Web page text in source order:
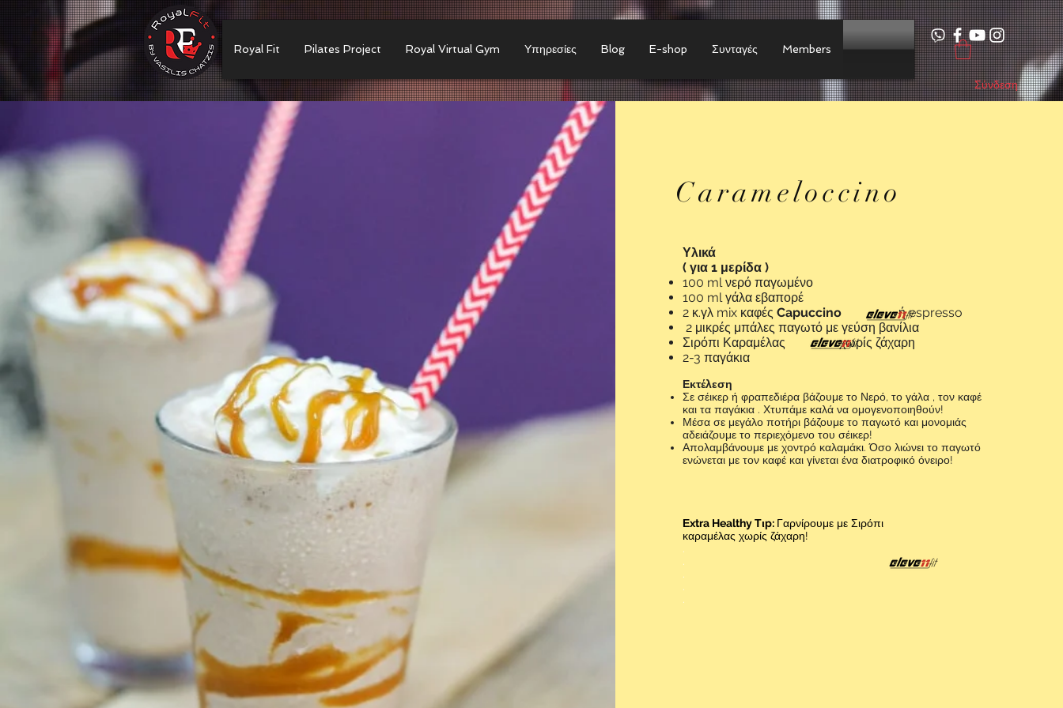
Royal Fit Pilates Project Royal Virtual Gym Υπηρεσίες Blog E-shop Συνταγές Members
Σύνδεση
Carameloccino
Υλικά
( για 1 μερίδα )
100 ml νερό παγωμένο
100 ml γάλα εβαπορέ
2 κ.γλ mix καφέςCapuccinoή espresso
2 μικρές μπάλες παγωτό με γεύση βανίλια
Σιρόπι Καραμέλας χωρίς ζάχαρη
2-3 παγάκια
Εκτέλεση
Σε σέικερ ή φραπεδιέρα βάζουμε το Νερό, το γάλα , τον καφέ
και τα παγάκια . Χτυπάμε καλά να ομογενοποιηθούν!
Μέσα σε μεγάλο ποτήρι βάζουμε το παγωτό και μονομιάς
αδειάζουμε το περιεχόμενο του σέικερ!
Απολαμβάνουμε με χοντρό καλαμάκι. Όσο λιώνει το παγωτό
ενώνεται με τον καφέ και γίνεται ένα διατροφικό όνειρο!
Εxtra Healthy Τιp: Γαρνίρουμε με Σιρόπι
καραμέλας χωρίς ζάχαρη!
.
.
.
.
.